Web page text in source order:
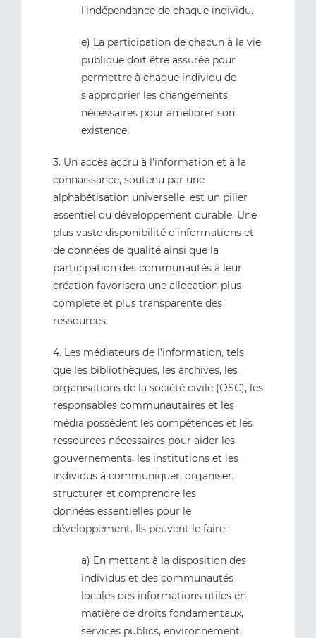
l’indépendance de chaque individu.
e) La participation de chacun à la vie
publique doit être assurée pour
permettre à chaque individu de
s’approprier les changements
nécessaires pour améliorer son
existence.
3. Un accès accru à l’information et à la
connaissance, soutenu par une
alphabétisation universelle, est un pilier
essentiel du développement durable. Une
plus vaste disponibilité d’informations et
de données de qualité ainsi que la
participation des communautés à leur
création favorisera une allocation plus
complète et plus transparente des
ressources.
4. Les médiateurs de l’information, tels
que les bibliothèques, les archives, les
organisations de la société civile (OSC), les
responsables communautaires et les
média possèdent les compétences et les
ressources nécessaires pour aider les
gouvernements, les institutions et les
individus à communiquer, organiser,
structurer et comprendre les
données essentielles pour le
développement. Ils peuvent le faire :
a) En mettant à la disposition des
individus et des communautés
locales des informations utiles en
matière de droits fondamentaux,
services publics, environnement,